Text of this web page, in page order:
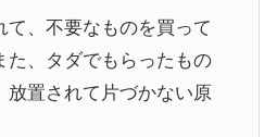
て、不要なものを買って
た、タダでもらったもの
放置されて片づかない原